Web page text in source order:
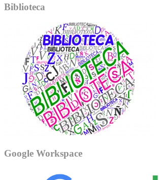
Biblioteca
Google Workspace